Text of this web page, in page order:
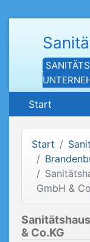
Start
Start
GmbH &
& Co.KG